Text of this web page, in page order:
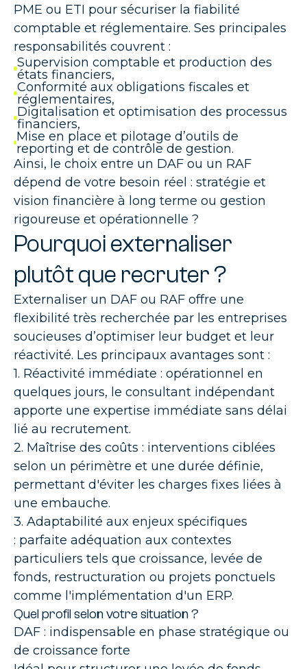
PME ou ETI pour sécuriser la fiabilité
comptable et réglementaire. Ses principales
responsabilités couvrent :
Supervision comptable et production des
états financiers,
Conformité aux obligations fiscales et
réglementaires,
Digitalisation et optimisation des processus
financiers,
Mise en place et pilotage d’outils de
reporting et de contrôle de gestion.
Ainsi, le choix entre un DAF ou un RAF
dépend de votre besoin réel : stratégie et
vision financière à long terme ou gestion
rigoureuse et opérationnelle ?
Pourquoi externaliser
plutôt que recruter ?
Externaliser un DAF ou RAF offre une
flexibilité très recherchée par les entreprises
soucieuses d’optimiser leur budget et leur
réactivité. Les principaux avantages sont :
1. Réactivité immédiate : opérationnel en
quelques jours, le consultant indépendant
apporte une expertise immédiate sans délai
lié au recrutement.
2. Maîtrise des coûts : interventions ciblées
selon un périmètre et une durée définie,
permettant d'éviter les charges fixes liées à
une embauche.
3. Adaptabilité aux enjeux spécifiques
: parfaite adéquation aux contextes
particuliers tels que croissance, levée de
fonds, restructuration ou projets ponctuels
comme l'implémentation d'un ERP.
Quel profil selon votre situation ?
DAF : indispensable en phase stratégique ou
de croissance forte